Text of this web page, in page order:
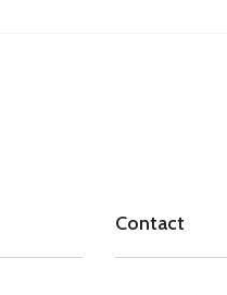
Contact